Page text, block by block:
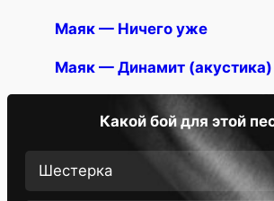
Маяк — Ничего уже
Маяк — Динамит (акустика)
Какой бой для этой
Шестерка